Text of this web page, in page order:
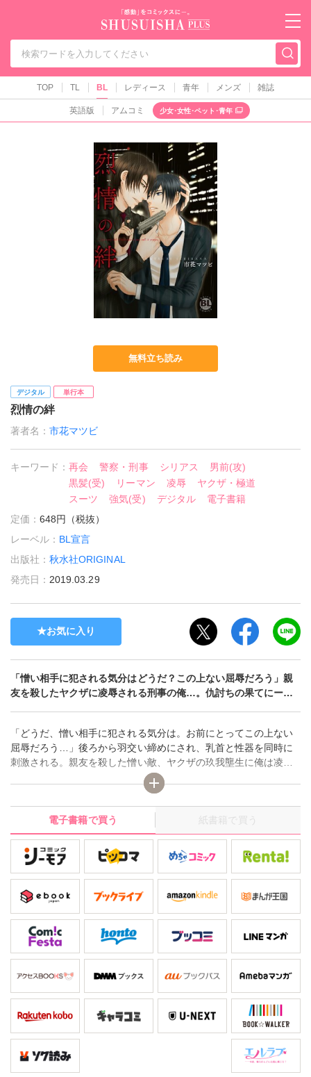
秋水社PLUS（テ
TOP TL BL レディース 青年 メンズ 雑誌
英語版 アムコミ 少女･女性･ペット･青年
無料立ち読み
デジタル 単行本
烈情の絆
著者名：市花マツビ
キーワード：再会 警察・刑事 シリアス
男前(攻)
黒髪(受)
リーマン 凌辱
ヤクザ・極道
スーツ
強気(受) デジタル
電子書籍
定価：648円（税抜）
レーベル： BL宣言
出版社：秋水社ORIGINAL
発売日： 2019.03.29
お気に入り
「憎い相手に犯される気分はどうだ？この上ない屈辱だろう」親
友を殺したヤクザに凌辱される刑事の俺…。仇討ちの果てにー…
「どうだ、憎い相手に犯される気分は。お前にとってこの上ない
屈辱だろう…」後ろから羽交い締めにされ、乳首と性器を同時に
刺激される。親友を殺した憎い敵、ヤクザの玖我壟生に俺は凌辱
されるー…。仇を取るため、刑事の俺・前嶋悠人は単身、玖我の
元に乗り込むが、いざ対峙し、ピストルで額に狙いを定めるが、
引き金を引くことができない…。玖我は躊躇う悠人を殴り倒し、
その上媚薬を注射し、恥辱の行為を繰り広げるー…。ヤクザと刑
事、憎き仇相手、そして、更なる衝撃の展開…運命の歯車が歪み
回り始めるー…！！――表題作ほか、総レース下着を着て鏡の前
で…!?「MEN♂パン～セクシー下着 愛用男子～」も収録！
電子書籍で買う 紙書籍で買う